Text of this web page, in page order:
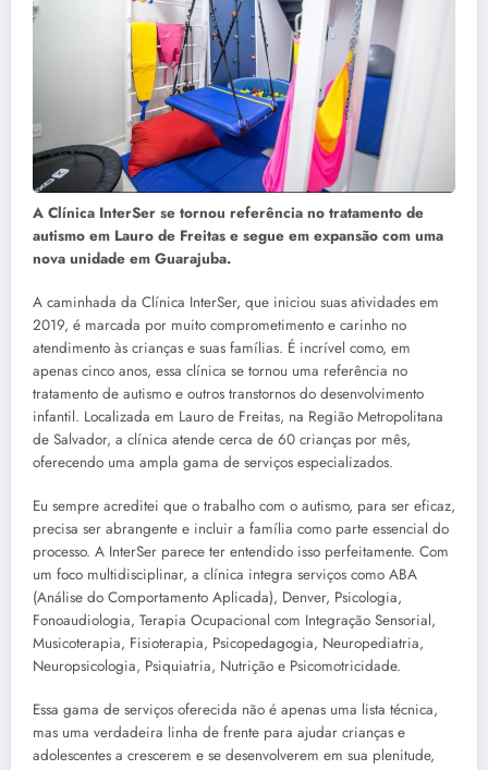
A Clínica InterSer se tornou referência no tratamento de
autismo em Lauro de Freitas e segue em expansão com uma
nova unidade em Guarajuba.
A caminhada da Clínica InterSer, que iniciou suas atividades em
2019, é marcada por muito comprometimento e carinho no
atendimento às crianças e suas famílias. É incrível como, em
apenas cinco anos, essa clínica se tornou uma referência no
tratamento de autismo e outros transtornos do desenvolvimento
infantil. Localizada em Lauro de Freitas, na Região Metropolitana
de Salvador, a clínica atende cerca de 60 crianças por mês,
oferecendo uma ampla gama de serviços especializados.
Eu sempre acreditei que o trabalho com o autismo, para ser eficaz,
precisa ser abrangente e incluir a família como parte essencial do
processo. A InterSer parece ter entendido isso perfeitamente. Com
um foco multidisciplinar, a clínica integra serviços como ABA
(Análise do Comportamento Aplicada), Denver, Psicologia,
Fonoaudiologia, Terapia Ocupacional com Integração Sensorial,
Musicoterapia, Fisioterapia, Psicopedagogia, Neuropediatria,
Neuropsicologia, Psiquiatria, Nutrição e Psicomotricidade.
Essa gama de serviços oferecida não é apenas uma lista técnica,
mas uma verdadeira linha de frente para ajudar crianças e
adolescentes a crescerem e se desenvolverem em sua plenitude,